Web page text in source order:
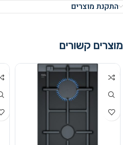
התקנת מוצרים
מוצרים קשורים